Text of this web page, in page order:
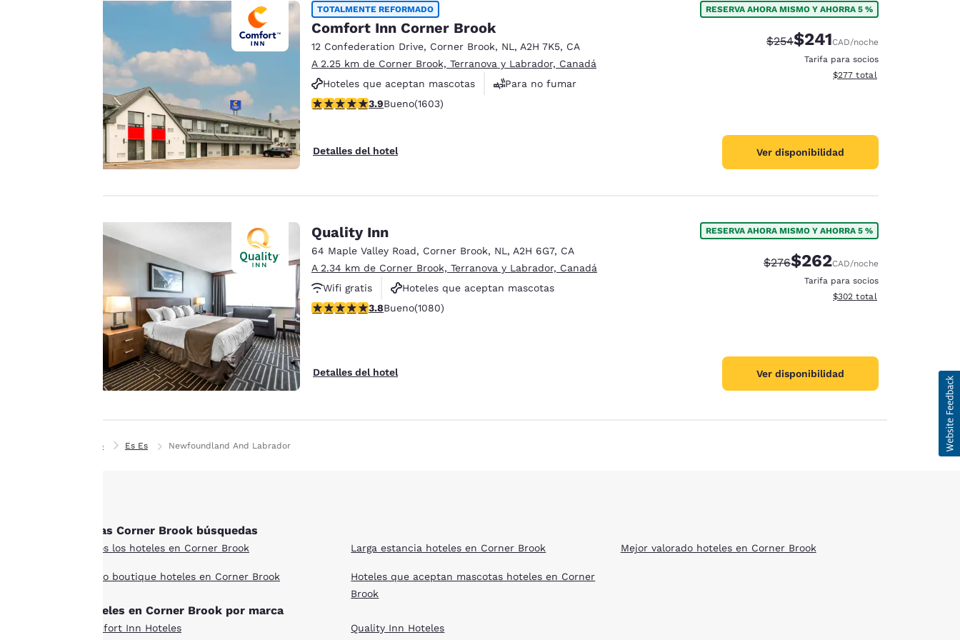
Français
Europa
Deutschland Germany
English
España
Spain
English
Ireland
Asia-Pacífico
Australia
English
India
English
New Zealand
TOTALMENTE REFORMADO
Comfort Inn Corner Brook
12 Confederation Drive, Corner Brook, NL , A2H 7K5, CA
A 2.25 km de Corner Brook, Terranova y Labrador, Canadá
Hoteles que aceptan mascotas
Para no fumar
Servicio de lavandería
Calificación de 3.91 estrellas. Bueno. 1603 reseñas
3.9Bueno(1603)
Detalles del hotel
RESERVA AHORA MISMO Y AHORRA 5 %
Tarifa tachada:
$254Tarifa reducida:
$241CAD/noche
Tarifa para socios
Ver detalles totales
$277 total
Ver disponibilidad
Quality Inn
64 Maple Valley Road, Corner Brook, NL , A2H 6G7, CA
A 2.34 km de Corner Brook, Terranova y Labrador, Canadá
Wifi gratis
Hoteles que aceptan mascotas
Para no fumar
Calificación de 3.84 estrellas. Bueno. 1080 reseñas
3.8Bueno(1080)
Detalles del hotel
RESERVA AHORA MISMO Y AHORRA 5 %
Tarifa tachada:
$276Tarifa reducida:
$262CAD/noche
Tarifa para socios
Ver detalles totales
$302 total
Ver disponibilidad
Inicio Es Es Newfoundland And Labrador
Otras Corner Brook búsquedas
Todos los hoteles en Corner Brook
Estilo boutique hoteles en Corner Brook
Larga estancia hoteles en Corner Brook
Hoteles que aceptan mascotas hoteles en Corner
Brook
Mejor valorado hoteles en Corner Brook
Hoteles en Corner Brook por marca
Comfort Inn Hoteles Quality Inn Hoteles
privacidad
importante
nosotros.
incluidas cookies de
terceros, con fines de
personalizada al
mostrar anuncios de
acuerdo con tus
preferencias de
navegación. Esto nos
y seguir mejorando
consultando nuestra
Política de cookies y
instrucciones
hacer clic en
«Aceptar todas las
Aceptar todas las cookies